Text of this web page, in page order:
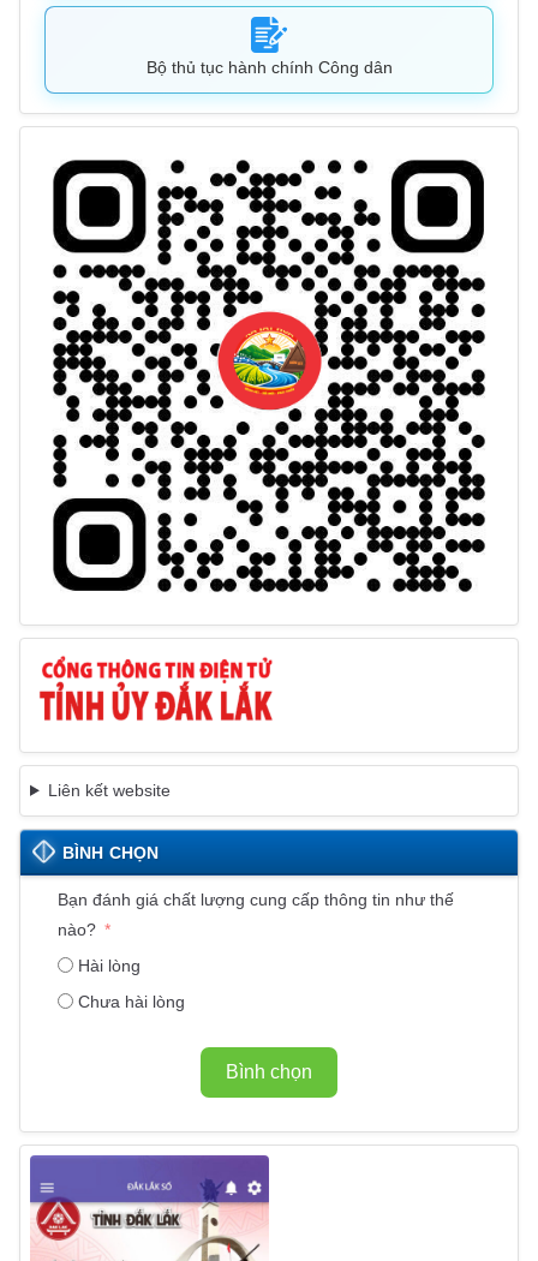
Bộ thủ tục hành chính Công dân
Liên kết website
BÌNH CHỌN
Bạn đánh giá chất lượng cung cấp thông tin như thế
nào?
Hài lòng
Chưa hài lòng
Bình chọn